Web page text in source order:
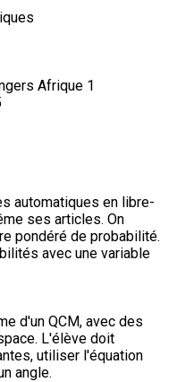
Afrique 1
automatiques en libre-
ses articles. On
pondéré de probabilité.
avec une variable
d'un QCM, avec des
L'élève doit
utiliser l'équation
angle.